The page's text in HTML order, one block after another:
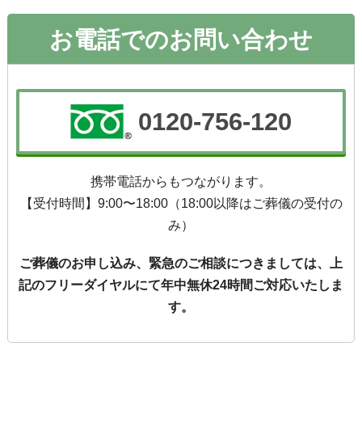
お電話でのお問い合わせ
0120-756-120
携帯電話からもつながります。
【受付時間】9:00〜18:00（18:00以降はご葬儀の受付の
み）
ご葬儀のお申し込み、緊急のご相談につきましては、
上
記のフリーダイヤルにて年中無休24時間ご対応いたしま
す。